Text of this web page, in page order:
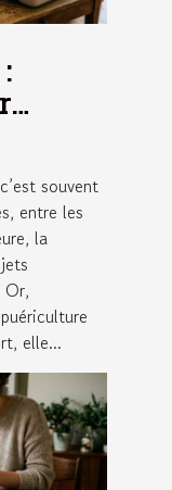
souvent
entre les
la
Or,
elle...